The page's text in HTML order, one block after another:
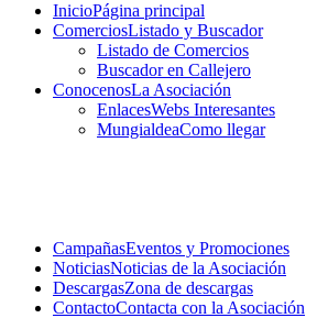
InicioPágina principal
ComerciosListado y Buscador
Listado de Comercios
Buscador en Callejero
ConocenosLa Asociación
EnlacesWebs Interesantes
MungialdeaComo llegar
CampañasEventos y Promociones
NoticiasNoticias de la Asociación
DescargasZona de descargas
ContactoContacta con la Asociación